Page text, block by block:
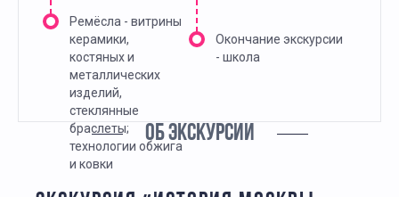
Ремёсла - витрины
керамики,
костяных и
металлических
изделий,
стеклянные
браслеты;
технологии обжига
и ковки
Окончание экскурсии
- школа
ОБ ЭКСКУРСИИ